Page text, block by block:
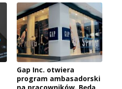
Gap Inc. otwiera
program ambasadorski
na pracowników. Będą